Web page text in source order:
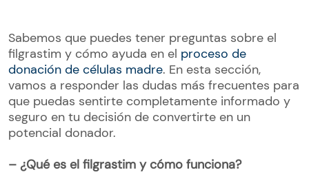
Sabemos que puedes tener preguntas sobre el
filgrastim y cómo ayuda en el proceso de
donación de células madre. En esta sección,
vamos a responder las dudas más frecuentes para
que puedas sentirte completamente informado y
seguro en tu decisión de convertirte en un
potencial donador.
– ¿Qué es el filgrastim y cómo funciona?